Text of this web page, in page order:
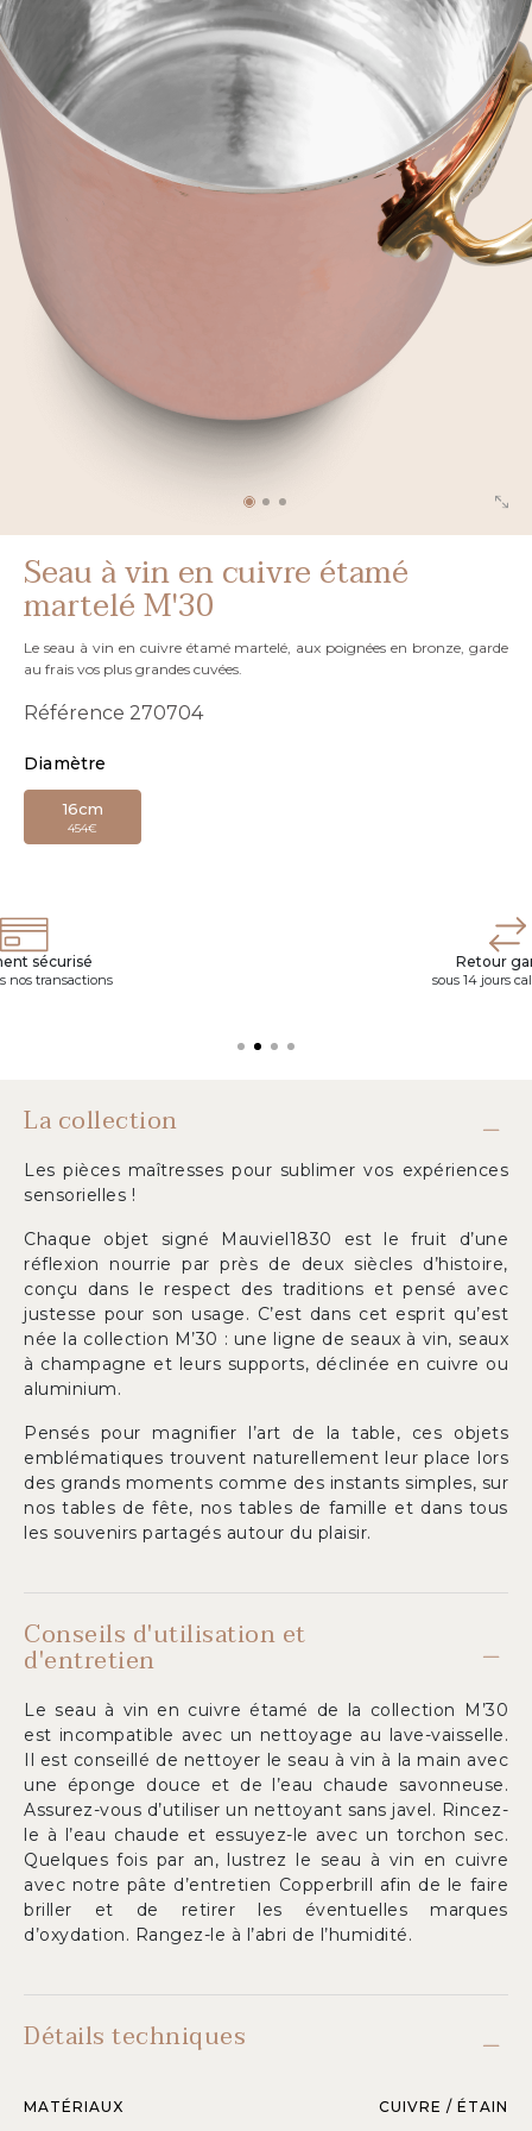
Seau à vin en cuivre étamé
martelé M'30
Le seau à vin en cuivre étamé martelé, aux poignées en bronze, garde
au frais vos plus grandes cuvées.
Référence 270704
Diamètre
16cm
454€
sécurisé
nos transactions
Retour
sous 14 jours
La collection
Les pièces maîtresses pour sublimer vos expériences
sensorielles !
Chaque objet signé Mauviel1830 est le fruit d’une
réflexion nourrie par près de deux siècles d’histoire,
conçu dans le respect des traditions et pensé avec
justesse pour son usage. C’est dans cet esprit qu’est
née la collection M’30 : une ligne de seaux à vin, seaux
à champagne et leurs supports, déclinée en cuivre ou
aluminium.
Pensés pour magnifier l’art de la table, ces objets
emblématiques trouvent naturellement leur place lors
des grands moments comme des instants simples, sur
nos tables de fête, nos tables de famille et dans tous
les souvenirs partagés autour du plaisir.
Conseils d'utilisation et
d'entretien
Le seau à vin en cuivre étamé de la collection M’30
est incompatible avec un nettoyage au lave-vaisselle.
Il est conseillé de nettoyer le seau à vin à la main avec
une éponge douce et de l’eau chaude savonneuse.
Assurez-vous d’utiliser un nettoyant sans javel. Rincez-
le à l’eau chaude et essuyez-le avec un torchon sec.
Quelques fois par an, lustrez le seau à vin en cuivre
avec notre pâte d’entretien Copperbrill afin de le faire
briller et de retirer les éventuelles marques
d’oxydation. Rangez-le à l’abri de l’humidité.
Détails techniques
MATÉRIAUX CUIVRE / ÉTAIN